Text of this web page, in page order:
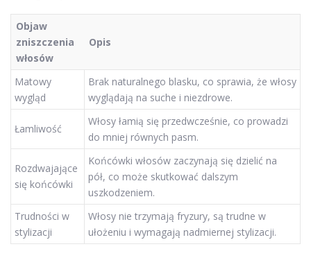
Objaw
zniszczenia
włosów
Opis
Matowy
wygląd
Brak naturalnego blasku, co sprawia, że włosy
wyglądają na suche i niezdrowe.
Łamliwość
Włosy łamią się przedwcześnie, co prowadzi
do mniej równych pasm.
Rozdwajające
się końcówki
Końcówki włosów zaczynają się dzielić na
pół, co może skutkować dalszym
uszkodzeniem.
Trudności w
stylizacji
Włosy nie trzymają fryzury, są trudne w
ułożeniu i wymagają nadmiernej stylizacji.